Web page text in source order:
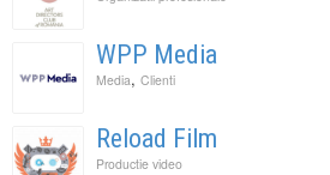
WPP Media
Media, Clienti
Reload Film
Productie video